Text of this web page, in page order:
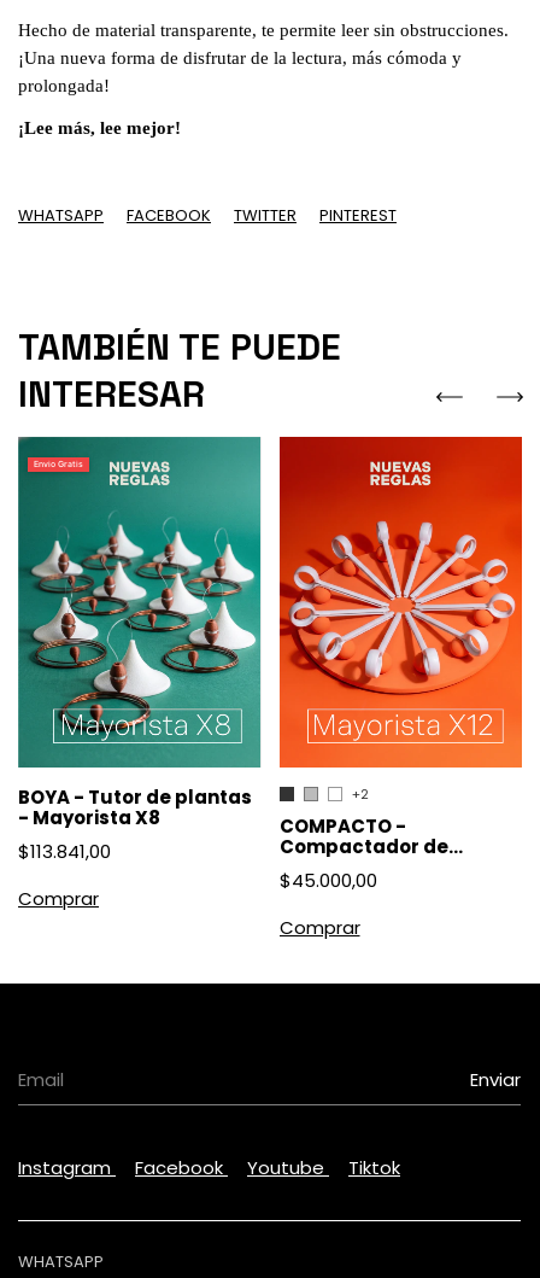
Hecho de material transparente, te permite leer sin obstrucciones.
¡Una nueva forma de disfrutar de la lectura, más cómoda y
prolongada!
¡Lee más, lee mejor!
WHATSAPP FACEBOOK TWITTER PINTEREST
TAMBIÉN TE PUEDE
INTERESAR
Envio Gratis
BOYA - Tutor de plantas
- Mayorista X8
$113.841,00
+2
COMPACTO -
Compactador de
plásticos - Mayoristas
X12
$45.000,00
Comprar
Instagram Facebook Youtube Tiktok
WHATSAPP